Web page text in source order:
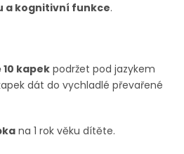
a kognitivní funkce.
10 kapek podržet pod jazykem
dát do vychladlé převařené
na 1 rok věku dítěte.